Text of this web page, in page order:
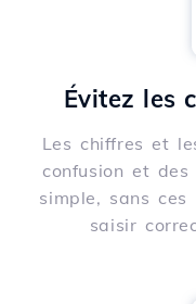
Évitez les
Les chiffres et
confusion et
simple, sans
saisir